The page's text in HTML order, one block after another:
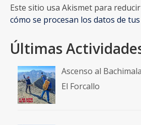
Este sitio usa Akismet para
cómo se procesan los datos de
Últimas
Ascenso al
El Forcallo